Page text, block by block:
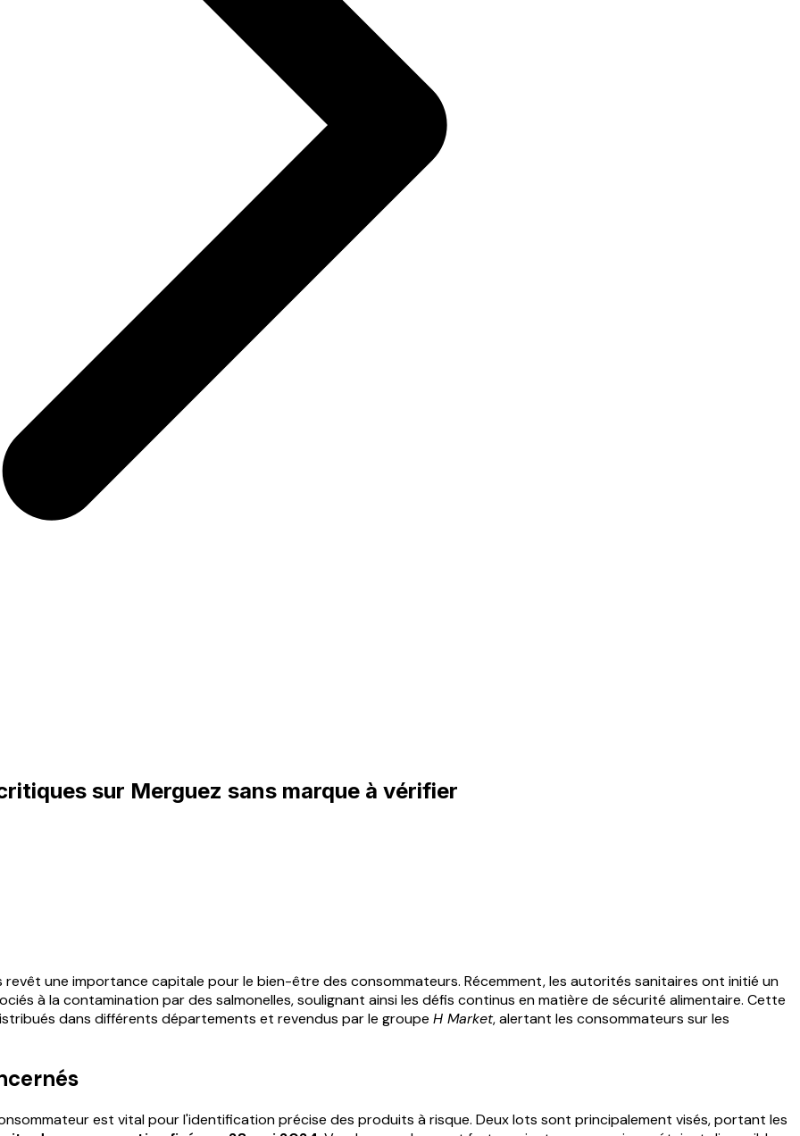
sur Merguez sans marque à vérifier
une importance capitale pour le bien-être des consommateurs. Récemment, les autorités sanitaires ont initié un
à la contamination par des salmonelles, soulignant ainsi les défis continus en matière de sécurité alimentaire. Cette
dans différents départements et revendus par le groupe H Market, alertant les consommateurs sur les
est vital pour l'identification précise des produits à risque. Deux lots sont principalement visés, portant les